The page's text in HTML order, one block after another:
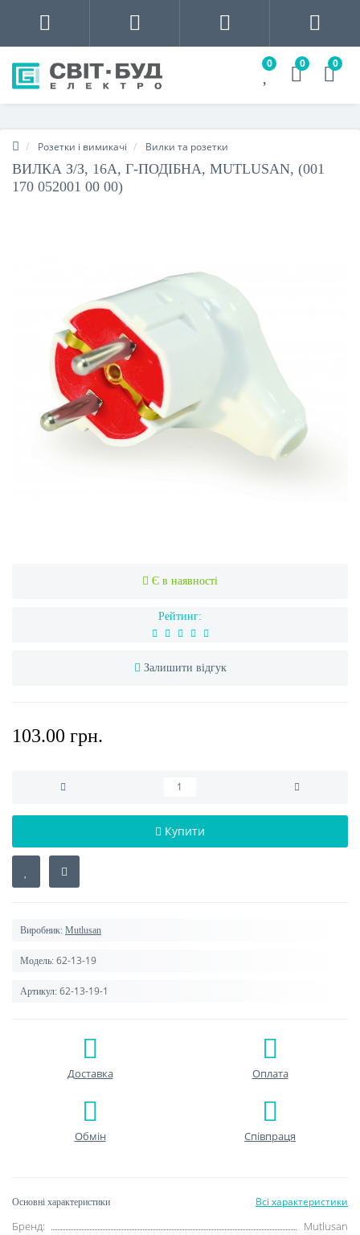
0 0 0
Розетки і вимикачі Вилки та розетки
ВИЛКА З/З, 16А, Г-ПОДІБНА, MUTLUSAN, (001
170 052001 00 00)
Є в наявності
Рейтинг:
Залишити відгук
103.00 грн.
Купити
Виробник: Mutlusan
Модель: 62-13-19
Артикул: 62-13-19-1
Доставка Оплата
Обмін Співпраця
Основні характеристики Всі характеристики
Бренд:
Mutlusan